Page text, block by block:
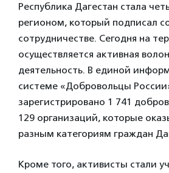
Республика Дагестан стала
регионом, который подписал
сотрудничестве. Сегодня на
осуществляется активная
деятельность. В единой
системе «Добровольцы
зарегистрировано 1 741
129 организаций, которые
разным категориям граждан
Кроме того, активисты стали